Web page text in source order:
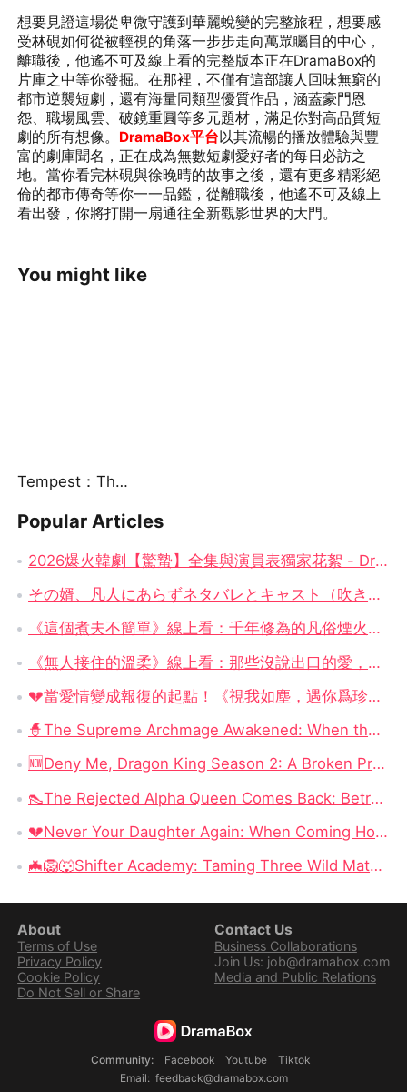
想要見證這場從卑微守護到華麗蛻變的完整旅程，想要感
受林硯如何從被輕視的角落一步步走向萬眾矚目的中心，
離職後，他遙不可及線上看的完整版本正在DramaBox的
片庫之中等你發掘。在那裡，不僅有這部讓人回味無窮的
都市逆襲短劇，還有海量同類型優質作品，涵蓋豪門恩
怨、職場風雲、破鏡重圓等多元題材，滿足你對高品質短
劇的所有想像。 DramaBox平台以其流暢的播放體驗與豐
富的劇庫聞名，正在成為無數短劇愛好者的每日必訪之
地。當你看完林硯與徐晚晴的故事之後，還有更多精彩絕
倫的都市傳奇等你一一品鑑，從離職後，他遙不可及線上
看出發，你將打開一扇通往全新觀影世界的大門。
You might like
Tempest：The Last Mecha
Popular Articles
2026爆火韓劇【驚蟄】全集與演員表獨家花絮 - DramaBox
その婿、凡人にあらずネタバレとキャスト（吹き替え）| 千年を生きた男が選ぶ静かな逆襲
《這個煮夫不簡單》線上看：千年修為的凡俗煙火，最溫柔的逆襲之路
《無人接住的溫柔》線上看：那些沒說出口的愛，終究成了一場無人接住的雨
💔當愛情變成報復的起點！《視我如塵，遇你爲珍線上看》：從被拋棄的新娘到全場最強女主，這部短劇比八點檔還八點檔！
🧙‍The Supreme Archmage Awakened: When the Foolish Husband Wakes, the Whole Kingdom Kneels
🆕Deny Me, Dragon King Season 2: A Broken Prophecy, a Secret Child, and the Question of Season 2
👠The Rejected Alpha Queen Comes Back: Betrayed, Broken, and Ready to Take Back Her Crown
💔Never Your Daughter Again: When Coming Home Hurts More Than Being Abandoned
🦇🦁🐺Shifter Academy: Taming Three Wild Mates — Three Alphas, One Human Girl, and a Love Story That Starts With a Slap
About
Terms of Use
Privacy Policy
Cookie Policy
Do Not Sell or Share
Contact Us
Business Collaborations
Join Us: job@dramabox.com
Media and Public Relations
Community: Facebook Youtube
Tiktok
Email: feedback@dramabox.com